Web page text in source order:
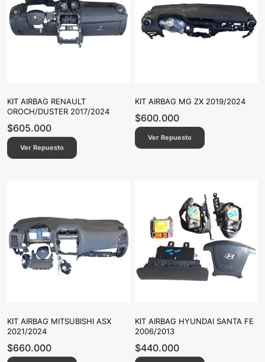
KIT AIRBAG RENAULT
OROCH/DUSTER 2017/2024
$605.000
Ver Repuesto
KIT AIRBAG MG ZX 2019/2024
$600.000
Ver Repuesto
KIT AIRBAG MITSUBISHI ASX
2021/2024
$660.000
KIT AIRBAG HYUNDAI SANTA FE
2006/2013
$440.000